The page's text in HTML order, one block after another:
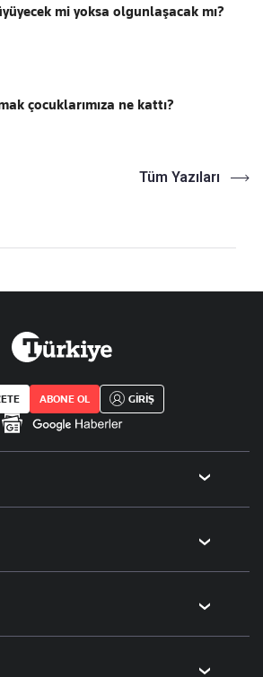
mi yoksa olgunlaşacak mı?
çocuklarımıza ne kattı?
Tüm Yazıları
ABONE OL GİRİŞ